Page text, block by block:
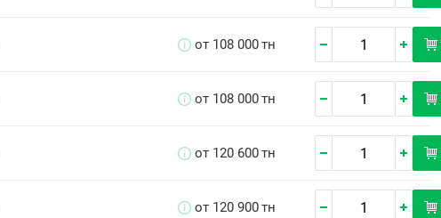
от 108 000тн
от 108 000тн
от 120 600тн
от 120 900тн